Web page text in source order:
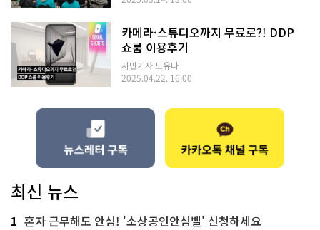
카메라·스튜디오까지 무료로?! DDP
쇼룸 이용후기
시민기자 노유나
2025.04.22. 16:00
최신 뉴스
1 혼자 근무해도 안심! '소상공인안심벨' 신청하세요